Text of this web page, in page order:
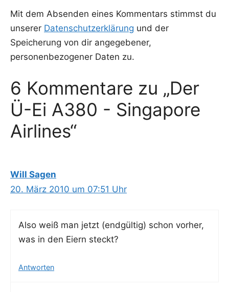
Mit dem Absenden eines Kommentars stimmst du
unserer Datenschutzerklärung und der
Speicherung von dir angegebener,
personenbezogener Daten zu.
6 Kommentare zu „Der
Ü-Ei A380 - Singapore
Airlines“
Will Sagen
20. März 2010 um 07:51 Uhr
Also weiß man jetzt (end­gül­tig) schon vor­her,
was in den Eiern steckt?
Antworten